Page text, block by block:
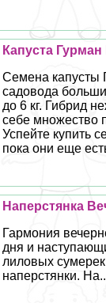
Капуста
Семена капусты
садовода
до 6 кг. Гибрид
себе множество
Успейте купить
пока они еще
Наперстянка
Гармония
дня и
лиловых
наперстянки.